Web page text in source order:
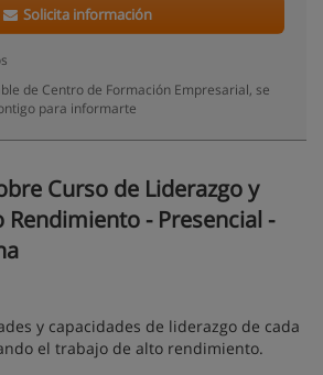
Solicita información
de Centro de Formación Empresarial, se
para informarte
Curso de Liderazgo y
Rendimiento - Presencial -
y capacidades de liderazgo de cada
el trabajo de alto rendimiento.